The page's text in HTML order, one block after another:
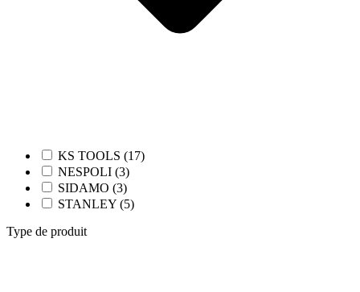
KS TOOLS (17)
NESPOLI (3)
SIDAMO (3)
STANLEY (5)
Type de produit